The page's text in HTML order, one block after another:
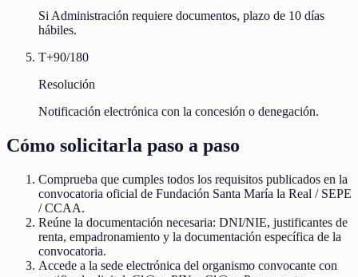
Si Administración requiere documentos, plazo de 10 días
hábiles.
T+90/180
Resolución
Notificación electrónica con la concesión o denegación.
Cómo solicitarla paso a paso
Comprueba que cumples todos los requisitos publicados en la
convocatoria oficial de Fundación Santa María la Real / SEPE
/ CCAA.
Reúne la documentación necesaria: DNI/NIE, justificantes de
renta, empadronamiento y la documentación específica de la
convocatoria.
Accede a la sede electrónica del organismo convocante con